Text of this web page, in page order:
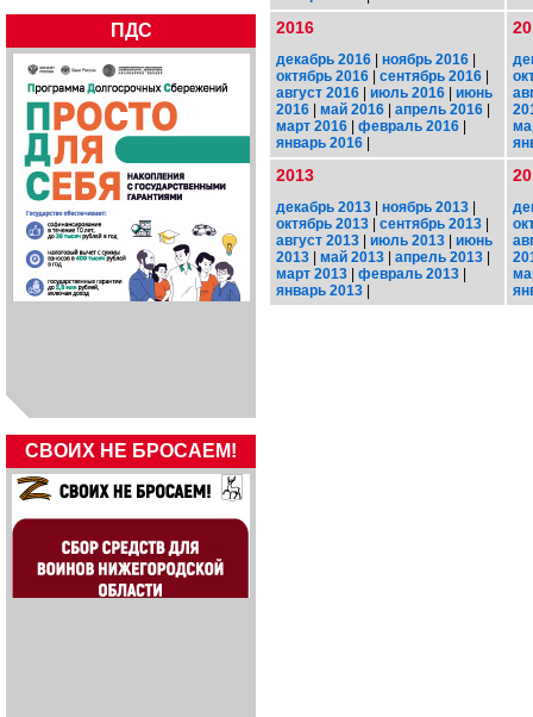
ПДС
СВОИХ НЕ БРОСАЕМ!
2016
декабрь 2016 | ноябрь 2016 |
октябрь 2016 | сентябрь 2016 |
август 2016 | июль 2016 | июнь
2016 | май 2016 | апрель 2016 |
март 2016 | февраль 2016 |
январь 2016 |
2013
декабрь 2013 | ноябрь 2013 |
октябрь 2013 | сентябрь 2013 |
август 2013 | июль 2013 | июнь
2013 | май 2013 | апрель 2013 |
март 2013 | февраль 2013 |
январь 2013 |